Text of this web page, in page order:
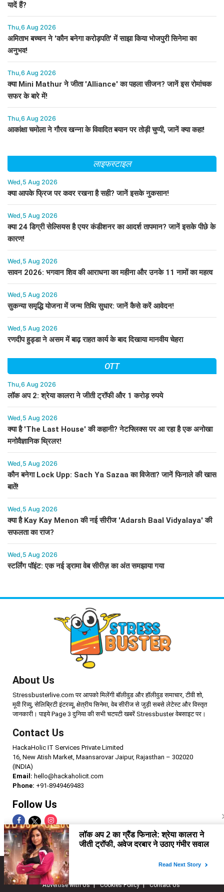
यादें हैं?
Thu,6 Aug 2026
अमिताभ बच्चन ने 'कौन बनेगा करोड़पति' में साझा किया भोजपुरी सिनेमा का
अनुभव!
Thu,6 Aug 2026
क्या Mini Mathur ने जीता 'Alliance' का पहला सीजन? जानें इस रोमांचक
सफर के बारे में!
Thu,6 Aug 2026
आकांक्षा चमोला ने गौरव खन्ना के विवादित बयान पर तोड़ी चुप्पी, जानें क्या कहा!
लाइफस्टाइल
Wed,5 Aug 2026
क्या आपके फ्रिज पर कवर रखना है सही? जानें इसके नुकसान!
Wed,5 Aug 2026
क्या 24 डिग्री सेल्सियस है एयर कंडीशनर का आदर्श तापमान? जानें इसके पीछे के
कारण!
Wed,5 Aug 2026
सावन 2026: भगवान शिव की आराधना का महीना और उनके 11 नामों का महत्व
Wed,5 Aug 2026
सुकन्या समृद्धि योजना में जन्म तिथि सुधार: जानें कैसे करें आवेदन!
Wed,5 Aug 2026
रणदीप हुड्डा ने असम में बाढ़ राहत कार्य के बाद दिखाया मानवीय चेहरा
OTT
Thu,6 Aug 2026
लॉक अप 2: श्रेया कालरा ने जीती ट्रॉफी और 1 करोड़ रुपये
Wed,5 Aug 2026
क्या है 'The Last House' की कहानी? नेटफ्लिक्स पर आ रहा है एक अनोखा
मनोवैज्ञानिक थ्रिलर!
Wed,5 Aug 2026
कौन बनेगा Lock Upp: Sach Ya Sazaa का विजेता? जानें फिनाले की खास
बातें!
Wed,5 Aug 2026
क्या है Kay Kay Menon की नई सीरीज 'Adarsh Baal Vidyalaya' की
सफलता का राज?
Wed,5 Aug 2026
स्टर्लिंग पॉइंट: एक नई ड्रामा वेब सीरीज़ का अंत समझाया गया
About Us
Stressbusterlive.com पर आपको मिलेंगी बॉलीवुड और हॉलीवुड समाचार, टीवी शो,
मूवी रिव्यु, सेलिब्रिटी इंटरव्यू, क्षेत्रीय सिनेमा, वेब सीरीज से जुड़ी सबसे लेटेस्ट और विस्तृत
जानकारी। पाइये Page 3 दुनिया की सभी चटपटी खबरें Stressbuster वेबसाइट पर।
Contact Us
HackaHolic IT Services Private Limited
16, New Atish Market, Maansarovar Jaipur, Rajasthan – 302020
(INDIA)
Email: hello@hackaholicit.com
Phone: +91-8949469483
Follow Us
Copyright © 2024 HackaHolic IT Services Private Limited
Home
About us
Advertise with Us
Cookies Policy Contact Us